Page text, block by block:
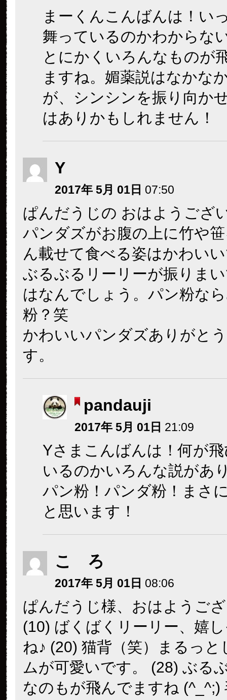
まーくんこんばんは！い
舞っているのかわからな
とにかくいろんなものが
ますね。媚薬説はなかな
が、シンシンを振り向か
はありかもしれません！
Y
2017年 5月 01日 07:50
ぱんだうじの おはようござ
パンダズがお腹の上に竹や
ん載せて食べる姿はかわい
ぶるぶるリーリーが振りま
はなんでしょう。パン粉な
粉？笑
かわいいパンダズありがと
す。
pandauji
2017年 5月 01日 21:09
Yさまこんばんは！何が
いるのかいろんな説があ
パン粉！パンダ粉！まさ
と思います！
こ ろ
2017年 5月 01日 08:06
ぱんだうじ様、おはようご
(10) ばくばくリーリー、嬉
ね♪ (20) 猫背（笑）まるっと
ムが可愛いです。 (28) ぶる
なのもが飛んでますね (^_^;)